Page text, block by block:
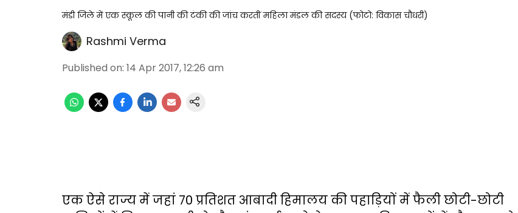
मंडी जिले में एक स्कूल की पानी की टंकी की जांच करतीं महिला मंडल की सदस्य (फोटो: विकास चौधरी)
Rashmi Verma
Published on: 14 Apr 2017, 12:26 am
एक ऐसे राज्य में जहां 70 प्रतिशत आबादी हिमालय की पहाड़ियों में फैली छोटी-छोटी